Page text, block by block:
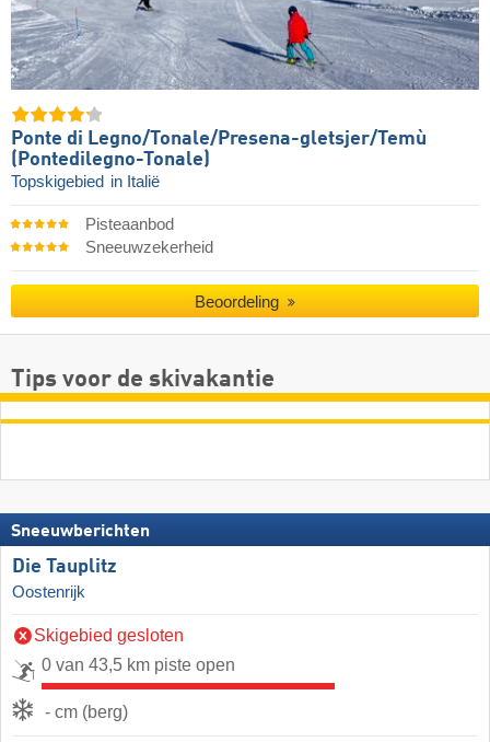
Ponte di Legno/​​Tonale/​​Presena-gletsjer/​​Temù
(Pontedilegno-Tonale)
Topskigebied in Italië
Pisteaanbod
Sneeuwzekerheid
Beoordeling
Tips voor de skivakantie
Sneeuwberichten
Die Tauplitz
Oostenrijk
Skigebied gesloten
0 van 43,5 km piste open
- cm (berg)